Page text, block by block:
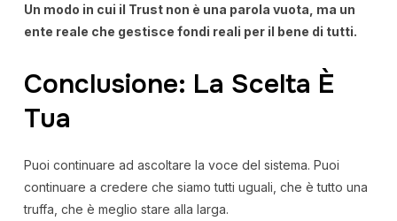
Un modo in cui il Trust non è una parola vuota, ma un
ente reale che gestisce fondi reali per il bene di tutti.
Conclusione: La Scelta È
Tua
Puoi continuare ad ascoltare la voce del sistema. Puoi
continuare a credere che siamo tutti uguali, che è tutto una
truffa, che è meglio stare alla larga.